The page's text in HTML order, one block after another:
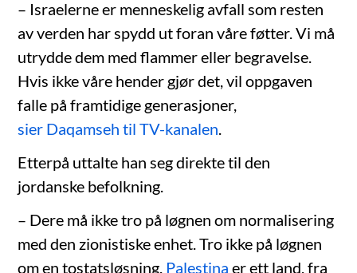
– Israelerne er menneskelig avfall som resten
av verden har spydd ut foran våre føtter. Vi må
utrydde dem med flammer eller begravelse.
Hvis ikke våre hender gjør det, vil oppgaven
falle på framtidige generasjoner,
sier Daqamseh til TV-kanalen.
Etterpå uttalte han seg direkte til den
jordanske befolkning.
– Dere må ikke tro på løgnen om normalisering
med den zionistiske enhet. Tro ikke på løgnen
om en tostatsløsning. Palestina er ett land, fra